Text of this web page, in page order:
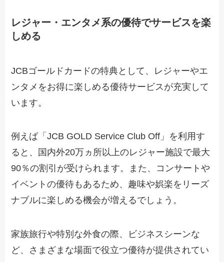
レジャー・エンタメ系の優待でサービスを楽
しめる
JCBゴールドカードの特典として、レジャーやエ
ンタメをお得に楽しめる優待サービスが充実して
います。
例えば「JCB GOLD Service Club Off」を利用す
ると、国内外20万ヵ所以上のレジャー施設で最大
90％の割引が受けられます。また、コンサートや
イベントの優待もあるため、趣味や娯楽をリーズ
ナブルに楽しめる機会が増えるでしょう。
家族旅行や特別な外食の際、ビジネスシーンな
ど、さまざまな場面で役立つ優待が提供されてい